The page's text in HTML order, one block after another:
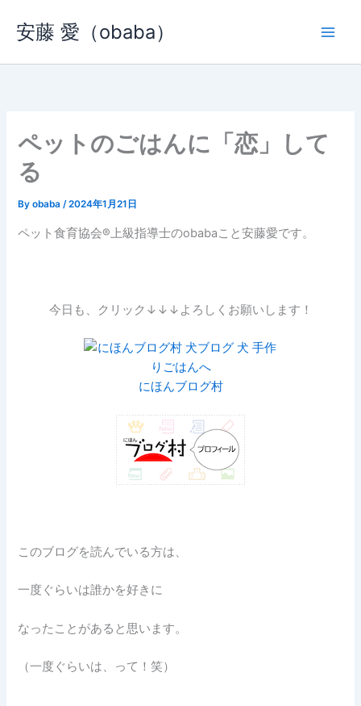
ス
安藤 愛（obaba）
ペットのごはんに「恋」して
る
Byobaba/2024年1月21日
ペット食育協会®︎上級指導士のobabaこと安藤愛です。
今日も、クリック↓↓↓よろしくお願いします！
にほんブログ村
このブログを読んでいる方は、
一度ぐらいは誰かを好きに
なったことがあると思います。
（一度ぐらいは、って！笑）